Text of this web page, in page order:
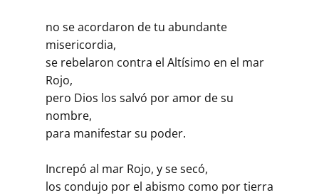
no se acordaron de tu abundante
misericordia,
se rebelaron contra el Altísimo en el mar
Rojo,
pero Dios los salvó por amor de su
nombre,
para manifestar su poder.
Increpó al mar Rojo, y se secó,
los condujo por el abismo como por tierra